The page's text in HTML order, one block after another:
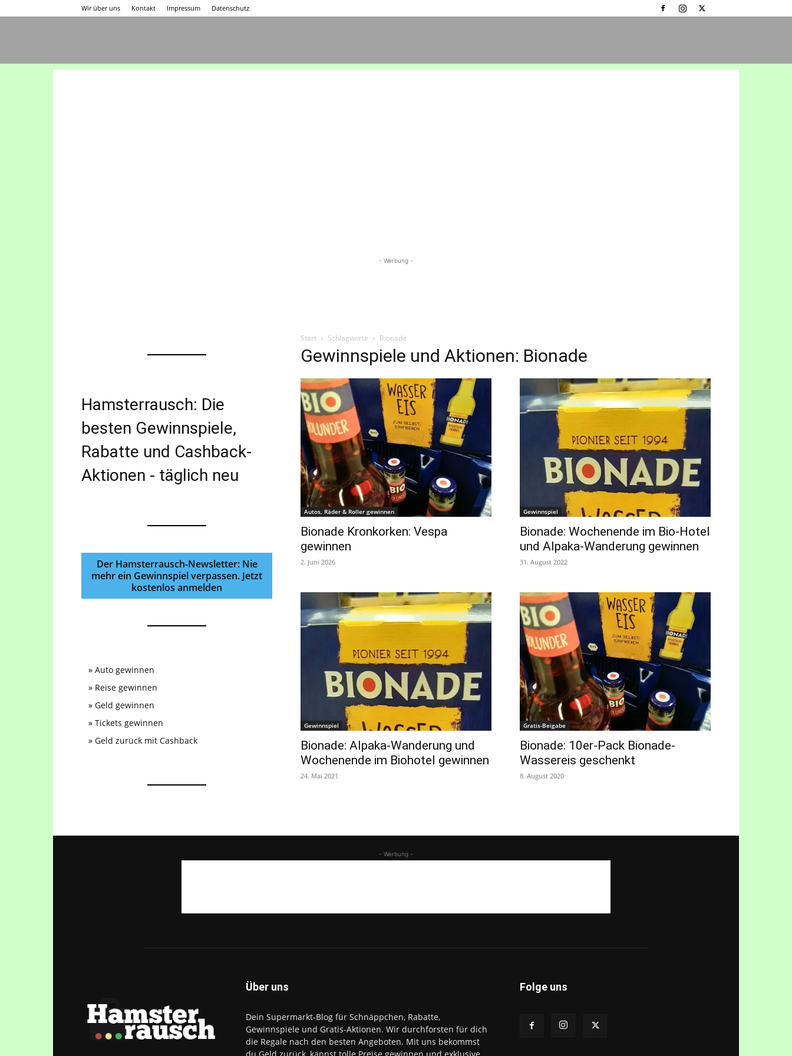
Wir über uns Kontakt Impressum Datenschutz
- Werbung -
Start Schlagworte Bionade
Gewinnspiele und Aktionen: Bionade
Autos, Räder & Roller gewinnen
Bionade Kronkorken: Vespa
gewinnen
2. Juni 2026
Gewinnspiel
Bionade: Wochenende im Bio-Hotel
und Alpaka-Wanderung gewinnen
31. August 2022
Gewinnspiel
Bionade: Alpaka-Wanderung und
Wochenende im Biohotel gewinnen
24. Mai 2021
Gratis-Beigabe
Bionade: 10er-Pack Bionade-
Wassereis geschenkt
8. August 2020
Hamsterrausch: Die
besten Gewinnspiele,
Rabatte und Cashback-
Aktionen - täglich neu
Der Hamsterrausch-Newsletter: Nie
mehr ein Gewinnspiel verpassen. Jetzt
kostenlos anmelden
» Auto gewinnen
» Reise gewinnen
» Geld gewinnen
» Tickets gewinnen
» Geld zurück mit Cashback
- Werbung -
Über uns
Dein Supermarkt-Blog für Schnäppchen, Rabatte,
Gewinnspiele und Gratis-Aktionen. Wir durchforsten für dich
die Regale nach den besten Angeboten. Mit uns bekommst
du Geld zurück, kannst tolle Preise gewinnen und exklusive
Folge uns